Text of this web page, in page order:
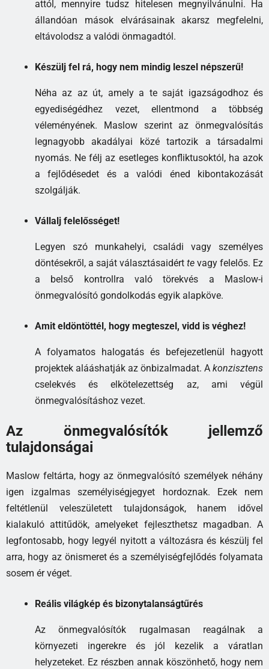
attól, mennyire tudsz hitelesen megnyilvánulni. Ha
állandóan mások elvárásainak akarsz megfelelni,
eltávolodsz a valódi önmagadtól.
Készülj fel rá, hogy nem mindig leszel népszerű!
Néha az az út, amely a te saját igazságodhoz és
egyediségédhez vezet, ellentmond a többség
véleményének. Maslow szerint az önmegvalósítás
legnagyobb akadályai közé tartozik a társadalmi
nyomás. Ne félj az esetleges konfliktusoktól, ha azok
a fejlődésedet és a valódi éned kibontakozását
szolgálják.
Vállalj felelősséget!
Legyen szó munkahelyi, családi vagy személyes
döntésekről, a saját választásaidért te vagy felelős. Ez
a belső kontrollra való törekvés a Maslow-i
önmegvalósító gondolkodás egyik alapköve.
Amit eldöntöttél, hogy megteszel, vidd is véghez!
A folyamatos halogatás és befejezetlenül hagyott
projektek alááshatják az önbizalmadat. A konzisztens
cselekvés és elkötelezettség az, ami végül
önmegvalósításhoz vezet.
Az önmegvalósítók jellemző
tulajdonságai
Maslow feltárta, hogy az önmegvalósító személyek néhány
igen izgalmas személyiségjegyet hordoznak. Ezek nem
feltétlenül veleszületett tulajdonságok, hanem idővel
kialakuló attitűdök, amelyeket fejleszthetsz magadban. A
legfontosabb, hogy legyél nyitott a változásra és készülj fel
arra, hogy az önismeret és a személyiségfejlődés folyamata
sosem ér véget.
Reális világkép és bizonytalanságtűrés
Az önmegvalósítók rugalmasan reagálnak a
környezeti ingerekre és jól kezelik a váratlan
helyzeteket. Ez részben annak köszönhető, hogy nem